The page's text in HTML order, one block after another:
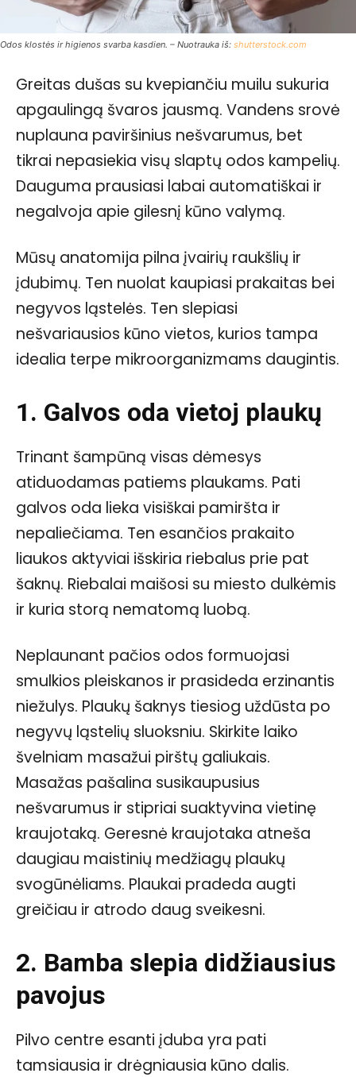
Odos klostės ir higienos svarba kasdien. – Nuotrauka iš: shutterstock.com
Greitas dušas su kvepiančiu muilu sukuria
apgaulingą švaros jausmą. Vandens srovė
nuplauna paviršinius nešvarumus, bet
tikrai nepasiekia visų slaptų odos kampelių.
Dauguma prausiasi labai automatiškai ir
negalvoja apie gilesnį kūno valymą.
Mūsų anatomija pilna įvairių raukšlių ir
įdubimų. Ten nuolat kaupiasi prakaitas bei
negyvos ląstelės. Ten slepiasi
nešvariausios kūno vietos, kurios tampa
idealia terpe mikroorganizmams daugintis.
1. Galvos oda vietoj plaukų
Trinant šampūną visas dėmesys
atiduodamas patiems plaukams. Pati
galvos oda lieka visiškai pamiršta ir
nepaliečiama. Ten esančios prakaito
liaukos aktyviai išskiria riebalus prie pat
šaknų. Riebalai maišosi su miesto dulkėmis
ir kuria storą nematomą luobą.
Neplaunant pačios odos formuojasi
smulkios pleiskanos ir prasideda erzinantis
niežulys. Plaukų šaknys tiesiog uždūsta po
negyvų ląstelių sluoksniu. Skirkite laiko
švelniam masažui pirštų galiukais.
Masažas pašalina susikaupusius
nešvarumus ir stipriai suaktyvina vietinę
kraujotaką. Geresnė kraujotaka atneša
daugiau maistinių medžiagų plaukų
svogūnėliams. Plaukai pradeda augti
greičiau ir atrodo daug sveikesni.
2. Bamba slepia didžiausius
pavojus
Pilvo centre esanti įduba yra pati
tamsiausia ir drėgniausia kūno dalis.